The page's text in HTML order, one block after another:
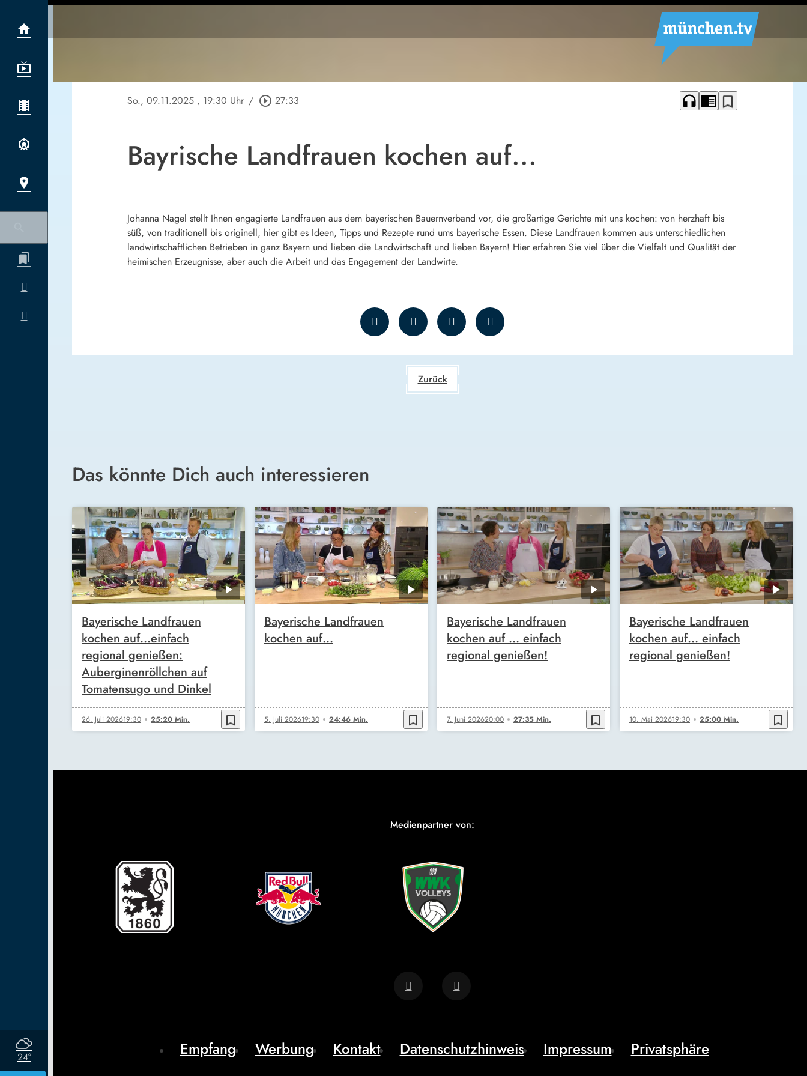
24°
So., 09.11.2025 , 19:30 Uhr / play_circle_outline 27:33 headphones chrome_reader_mode bookmark_border
Bayrische Landfrauen kochen auf...
Johanna Nagel stellt Ihnen engagierte Landfrauen aus dem bayerischen Bauernverband vor, die großartige Gerichte mit uns kochen: von herzhaft bis
süß, von traditionell bis originell, hier gibt es Ideen, Tipps und Rezepte rund ums bayerische Essen. Diese Landfrauen kommen aus unterschiedlichen
landwirtschaftlichen Betrieben in ganz Bayern und lieben die Landwirtschaft und lieben Bayern! Hier erfahren Sie viel über die Vielfalt und Qualität der
heimischen Erzeugnisse, aber auch die Arbeit und das Engagement der Landwirte.
Zurück
Das könnte Dich auch interessieren
Bayerische Landfrauen
kochen auf...einfach
regional genießen:
Auberginenröllchen auf
Tomatensugo und Dinkel
26. Juli 202619:30 25:20 Min. bookmark_border
Bayerische Landfrauen
kochen auf...
5. Juli 202619:30 24:46 Min. bookmark_border
Bayerische Landfrauen
kochen auf … einfach
regional genießen!
7. Juni 202620:00 27:35 Min. bookmark_border
Bayerische Landfrauen
kochen auf… einfach
regional genießen!
10. Mai 202619:30 25:00 Min. bookmark_border
Medienpartner von:
Empfang Werbung Kontakt Datenschutzhinweis Impressum Privatsphäre